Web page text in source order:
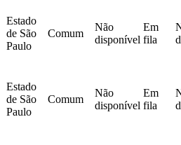
Estado
de São
Paulo
Comum
Não
disponível
Em
fila
Estado
de São
Paulo
Comum
Não
disponível
Em
fila